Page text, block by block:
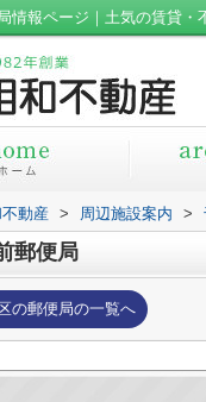
情報ページ｜土気の賃貸
動産 > 周辺施設案内 >
郵便局
の郵便局の一覧へ